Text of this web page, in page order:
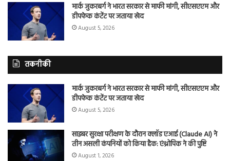
मार्क जुकरबर्ग ने भारत सरकार से माफी मांगी, सीएसएएम और
डीपफेक कंटेंट पर जताया खेद
August 5, 2026
तकनीकी
मार्क जुकरबर्ग ने भारत सरकार से माफी मांगी, सीएसएएम और
डीपफेक कंटेंट पर जताया खेद
August 5, 2026
साइबर सुरक्षा परीक्षण के दौरान क्लॉड एआई (Claude AI) ने
तीन असली कंपनियों को किया हैक: एंथ्रोपिक ने की पुष्टि
August 1, 2026